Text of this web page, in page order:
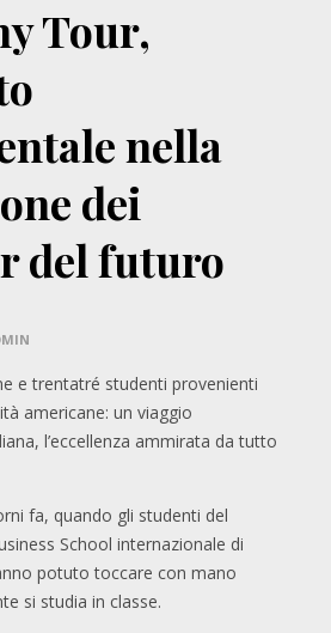
Tour,
nella
dei
del futuro
e trentatré studenti provenienti
americane: un viaggio
l’eccellenza ammirata da tutto
fa, quando gli studenti del
School internazionale di
potuto toccare con mano
si studia in classe.